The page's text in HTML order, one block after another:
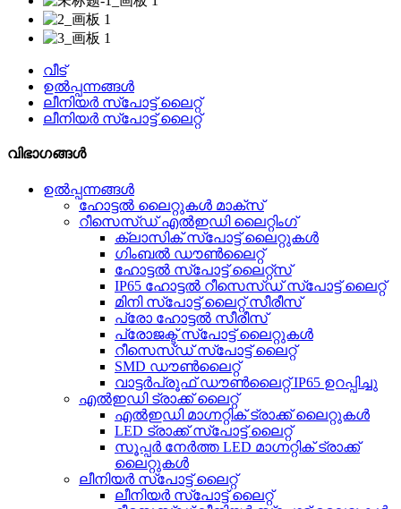
വീട്
ഉൽപ്പന്നങ്ങൾ
ലീനിയർ സ്പോട്ട് ലൈറ്റ്
ലീനിയർ സ്പോട്ട് ലൈറ്റ്
വിഭാഗങ്ങൾ
ഉൽപ്പന്നങ്ങൾ
ഹോട്ടൽ ലൈറ്റുകൾ മാക്സ്
റീസെസ്ഡ് എൽഇഡി ലൈറ്റിംഗ്
ക്ലാസിക് സ്പോട്ട് ലൈറ്റുകൾ
ഗിംബൽ ഡൗൺലൈറ്റ്
ഹോട്ടൽ സ്പോട്ട് ലൈറ്റ്സ്
IP65 ഹോട്ടൽ റീസെസ്ഡ് സ്പോട്ട് ലൈറ്റ്
മിനി സ്പോട്ട് ലൈറ്റ് സീരീസ്
പ്രോ ഹോട്ടൽ സീരീസ്
പ്രോജക്ട് സ്പോട്ട് ലൈറ്റുകൾ
റീസെസ്ഡ് സ്പോട്ട് ലൈറ്റ്
SMD ഡൗൺലൈറ്റ്
വാട്ടർപ്രൂഫ് ഡൗൺലൈറ്റ് IP65 ഉറപ്പിച്ചു
എൽഇഡി ട്രാക്ക് ലൈറ്റ്
എൽഇഡി മാഗ്നറ്റിക് ട്രാക്ക് ലൈറ്റുകൾ
LED ട്രാക്ക് സ്പോട്ട് ലൈറ്റ്
സൂപ്പർ നേർത്ത LED മാഗ്നറ്റിക് ട്രാക്ക്
ലൈറ്റുകൾ
ലീനിയർ സ്പോട്ട് ലൈറ്റ്
ലീനിയർ സ്പോട്ട് ലൈറ്റ്